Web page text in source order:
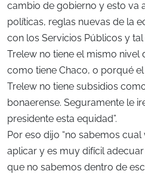
cambio de gobierno y esto va
políticas, reglas nuevas de la
con los Servicios Públicos y
Trelew no tiene el mismo nivel
como tiene Chaco, o porqué
Trelew no tiene subsidios
bonaerense. Seguramente le
presidente esta equidad”.
Por eso dijo “no sabemos
aplicar y es muy difícil
que no sabemos dentro de